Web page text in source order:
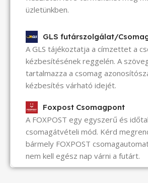
üzletünkben.
GLS futárszolgálat/
A GLS tájékoztatja a címzettet a
kézbesítésének reggelén. A
tartalmazza a csomag
kézbesítés várható idejét.
Foxpost Csomagpont
A FOXPOST egy egyszerű és
csomagátvételi mód. Kérd
bármely FOXPOST
nem kell egész nap várni a futárt.